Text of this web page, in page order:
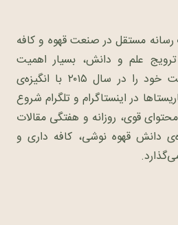
رسانه مستقل در صنعت قهوه و کافه
علم و دانش، بسیار اهمیت
می‌دهد. این رسانه فعالیت خود را در سال ۲۰۱۵ با انگیزه‌ی
در اینستاگرام و تلگرام شروع
قوی، روزانه و هفتگی مقالات
دانش قهوه نوشی، کافه داری و